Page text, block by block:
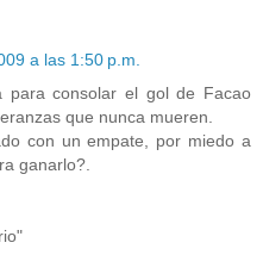
a las 1:50 p.m.
para consolar el gol de Facao
que nunca mueren.
con un empate, por miedo a
ganarlo?.